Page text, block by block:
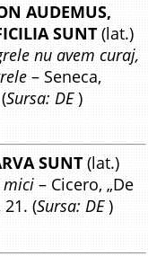
AUDEMUS,
SUNT (lat.)
nu avem curaj,
– Seneca,
Sursa: DE)
SUNT(lat.)
mici – Cicero, „De
(Sursa: DE)